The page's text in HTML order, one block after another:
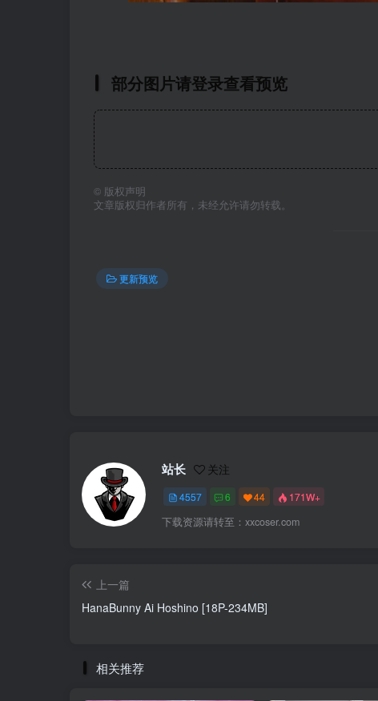
部分图片请登录查看预览
© 版权声明
文章版权归作者所有，未经允许请勿转载。
更新预览
站长 关注
4557 6 44 171W+
下载资源请转至：xxcoser.com
上一篇
HanaBunny Ai Hoshino [18P-234MB]
相关推荐